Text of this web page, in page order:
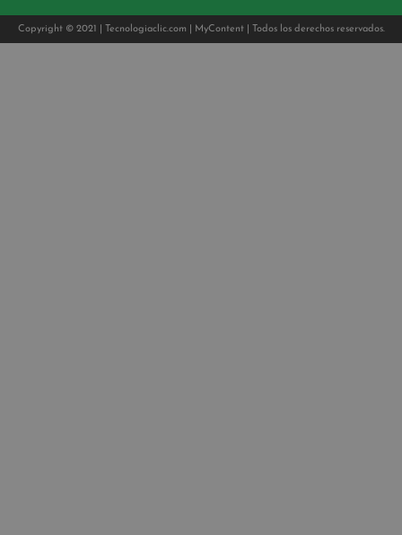
Copyright © 2021 | Tecnologiaclic.com MyContent| Todos los derechos reservados.